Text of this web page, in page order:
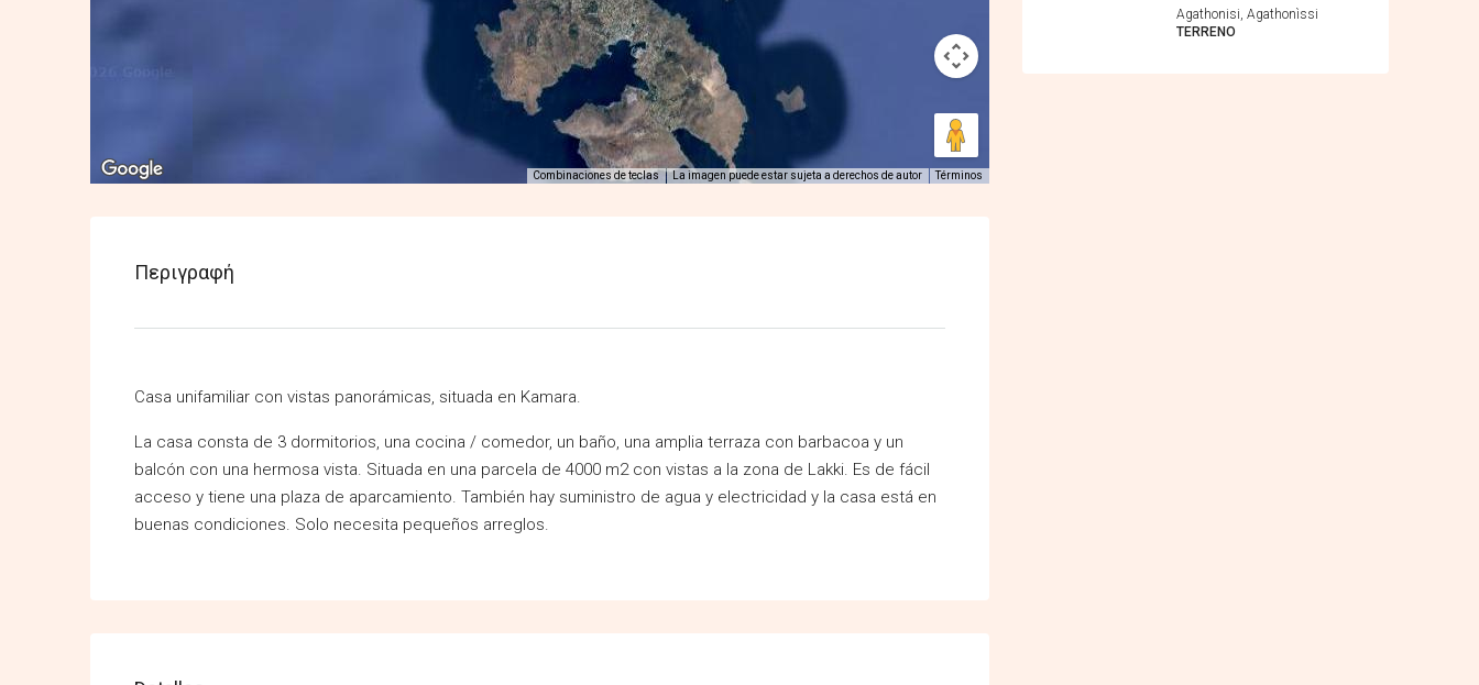
Combinaciones de teclas La imagen puede estar sujeta a derechos de autor Términos
Περιγραφή
Casa unifamiliar con vistas panorámicas, situada en Kamara.
La casa consta de 3 dormitorios, una cocina / comedor, un baño, una amplia terraza con barbacoa y un
balcón con una hermosa vista. Situada en una parcela de 4000 m2 con vistas a la zona de Lakki. Es de fácil
acceso y tiene una plaza de aparcamiento. También hay suministro de agua y electricidad y la casa está en
buenas condiciones. Solo necesita pequeños arreglos.
Agathonisi, Agathonìssi
TERRENO